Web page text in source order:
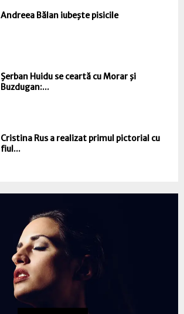
Andreea Bălan iubeşte pisicile
Şerban Huidu se ceartă cu Morar şi
Buzdugan:...
Cristina Rus a realizat primul pictorial cu
fiul...